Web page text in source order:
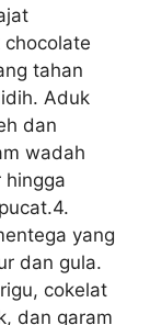
chocolate
tahan
Aduk
dan
wadah
hingga
yang
dan gula.
cokelat
dan garam